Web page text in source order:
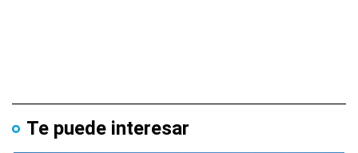
Te puede interesar